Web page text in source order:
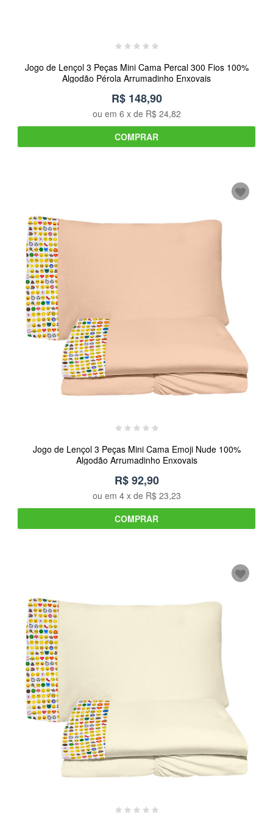
Jogo de Lençol 3 Peças Mini Cama Percal 300 Fios 100%
Algodão Pérola Arrumadinho Enxovais
R$ 148,90
ou em 6 x de R$ 24,82
COMPRAR
Jogo de Lençol 3 Peças Mini Cama Emoji Nude 100%
Algodão Arrumadinho Enxovais
R$ 92,90
ou em 4x de R$ 23,23
COMPRAR